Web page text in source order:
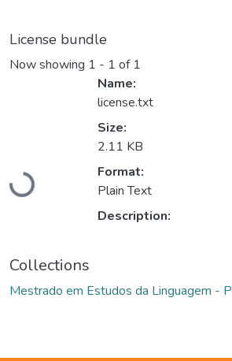
License bundle
Now showing 1 - 1 of 1
Loading...
Name:
license.txt
Size:
2.11 KB
Format:
Plain Text
Description:
Collections
Mestrado em Estudos da Linguagem -